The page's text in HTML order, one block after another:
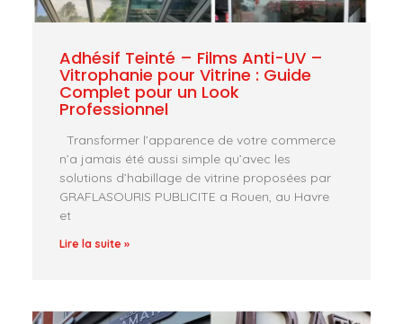
Adhésif Teinté – Films Anti-UV –
Vitrophanie pour Vitrine : Guide
Complet pour un Look
Professionnel
Transformer l’apparence de votre commerce
n’a jamais été aussi simple qu’avec les
solutions d’habillage de vitrine proposées par
GRAFLASOURIS PUBLICITE a Rouen, au Havre
et
Lire la suite »